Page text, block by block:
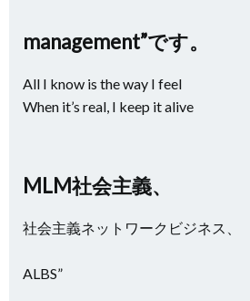
management”です。
All I know is the way I feel
When it’s real, I keep it alive
MLM社会主義、
社会主義ネットワークビジネス、
ALBS”